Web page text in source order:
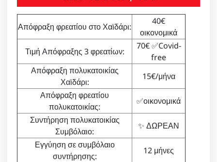
Απόφραξη φρεατίου στο Χαϊδάρι:
40€
οικονομικά
Τιμή Απόφραξης 3 φρεατίων:
70€ ✅Covid-
free
Απόφραξη πολυκατοικίας
Χαϊδάρι:
15€/μήνα
Απόφραξη φρεατίου
πολυκατοικίας:
✅οικονομικά
Συντήρηση πολυκατοικίας
Συμβόλαιο:
✨ ΔΩΡΕΑΝ
Εγγύηση σε συμβόλαιο
συντήρησης:
12 μήνες